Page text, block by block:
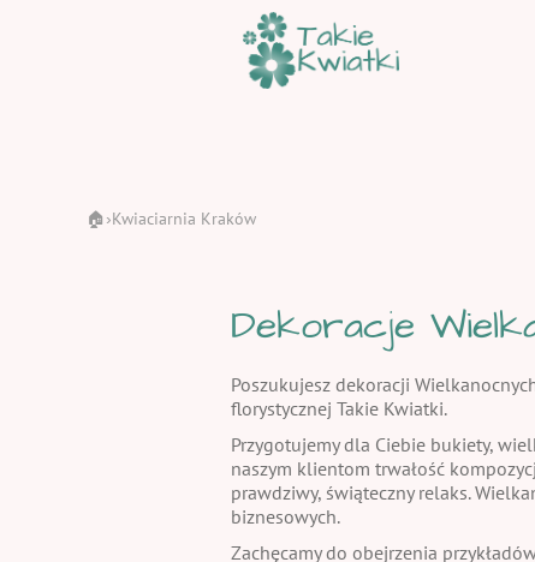
🏠 ›Kwiaciarnia Kraków
Dekoracje
Poszukujesz dekoracji
florystycznej Takie Kwiatki.
Przygotujemy dla Ciebie bukiety,
naszym klientom trwałość
prawdziwy, świąteczny relaks.
biznesowych.
Zachęcamy do obejrzenia